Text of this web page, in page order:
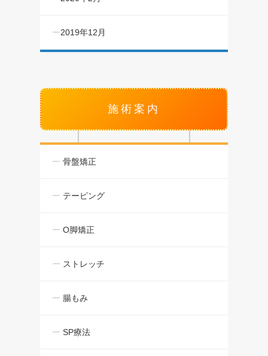
2019年12月
施術案内
骨盤矯正
テーピング
O脚矯正
ストレッチ
腸もみ
SP療法